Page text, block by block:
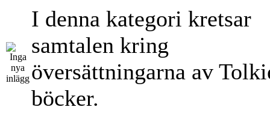
I denna kategori kretsar
samtalen kring
översättningarna av
böcker.